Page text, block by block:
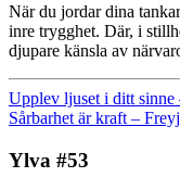
Närdu jordardina
inre trygghet. Där, i
djupare känsla av
Upplev ljuset i ditt sinne
Sårbarhet är kraft –
Ylva #53